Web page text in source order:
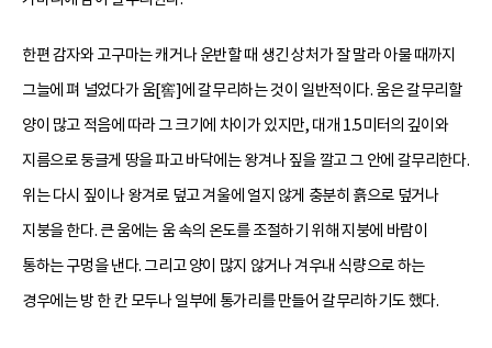
한편 감자와 고구마는 캐거나 운반할 때 생긴 상처가 잘 말라 아물 때까지
그늘에 펴 널었다가 움[窖]에 갈무리하는 것이 일반적이다. 움은 갈무리할
양이 많고 적음에 따라 그 크기에 차이가 있지만, 대개 1.5미터의 깊이와
지름으로 둥글게 땅을 파고 바닥에는 왕겨나 짚을 깔고 그 안에 갈무리한다.
위는 다시 짚이나 왕겨로 덮고 겨울에 얼지 않게 충분히 흙으로 덮거나
지붕을 한다. 큰 움에는 움 속의 온도를 조절하기 위해 지붕에 바람이
통하는 구멍을 낸다. 그리고 양이 많지 않거나 겨우내 식량으로 하는
경우에는 방 한 칸 모두나 일부에 통가리를 만들어 갈무리하기도 했다.